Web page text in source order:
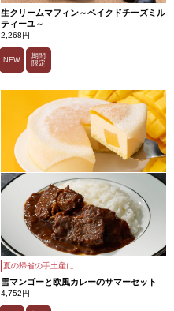
生クリームマフィン～ベイクドチーズミル
ティーユ～
2,268円
NEW
期間
限定
夏の帰省の手土産に
雪マンゴーと欧風カレーのサマーセット
4,752円